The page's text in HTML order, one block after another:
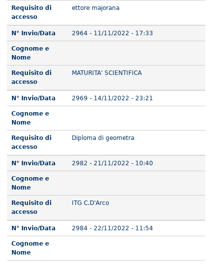
Requisito di
accesso
ettore majorana
N° Invio/Data 2964 - 11/11/2022 - 17:33
Cognome e
Nome
Requisito di
accesso
MATURITA' SCIENTIFICA
N° Invio/Data 2969 - 14/11/2022 - 23:21
Cognome e
Nome
Requisito di
accesso
Diploma di geometra
N° Invio/Data 2982 - 21/11/2022 - 10:40
Cognome e
Nome
Requisito di
accesso
ITG C.D'Arco
N° Invio/Data 2984 - 22/11/2022 - 11:54
Cognome e
Nome